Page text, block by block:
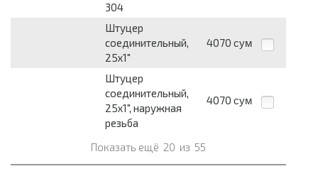
304
Штуцер
соединительный,
25х1"
4070 сум
Штуцер
соединительный,
25х1", наружная
резьба
4070 сум
Показать ещё 20 из 55